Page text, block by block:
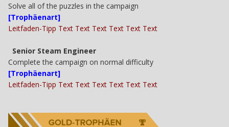
Solve all of the puzzles in the campaign
[Trophäenart]
Leitfaden-Tipp Text Text Text Text Text Text
Senior Steam Engineer
Complete the campaign on normal difficulty
[Trophäenart]
Leitfaden-Tipp Text Text Text Text Text Text